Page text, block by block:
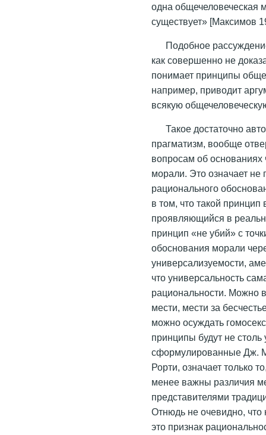
одна общечеловеческая
существует» [Максимов
Подобное
как совершенно не
понимает принципы
например, приводит
всякую
Такое достаточно
прагматизм, вообще
вопросам об основаниях
морали. Это означает не
рационального
в том, что такой
проявляющийся в
принцип «не убий» с
обоснования морали
универсализуемости,
что универсальность
рациональности. Можно
мести, мести за
можно осуждать
принципы будут не
сформулированные Дж.
Рорти, означает только
менее важны различия
представителями
Отнюдь не очевидно, что
это признак